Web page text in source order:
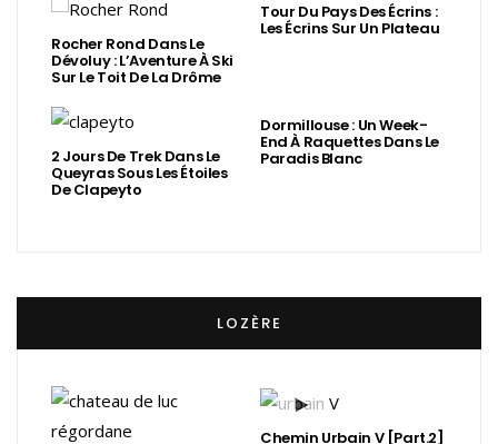
Rocher Rond Dans Le
Dévoluy : L’Aventure À Ski
Sur Le Toit De La Drôme
Tour Du Pays Des Écrins :
Les Écrins Sur Un Plateau
2 Jours De Trek Dans Le
Queyras Sous Les Étoiles
De Clapeyto
Dormillouse : Un Week-
End À Raquettes Dans Le
Paradis Blanc
LOZÈRE
Chemin Urbain V [Part.2]